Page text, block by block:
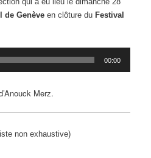
de Genève en clôture du Festival
00:00
Merz.
non exhaustive)